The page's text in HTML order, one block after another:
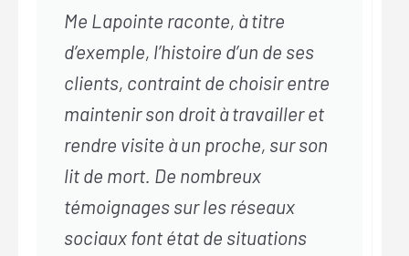
Me Lapointe raconte, à titre
d’exemple, l’histoire d’un de ses
clients, contraint de choisir entre
maintenir son droit à travailler et
rendre visite à un proche, sur son
lit de mort. De nombreux
témoignages sur les réseaux
sociaux font état de situations